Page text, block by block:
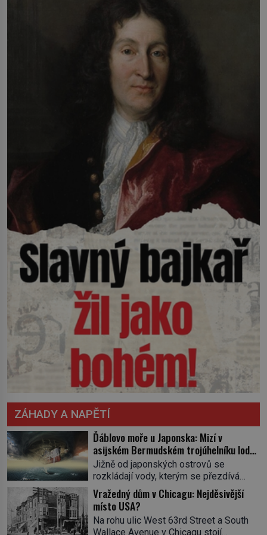
ZÁHADY A NAPĚTÍ
Ďáblovo moře u Japonska: Mizí v
asijském Bermudském trojúhelníku lodě
ve spárech neznámé síly?
Jižně od japonských ostrovů se
rozkládají vody, kterým se přezdívá
Ďáblovo moře. Vypráví se o lodích
mizejících beze stopy, podivných
světlech, zrádných proudech i mořských
dracích, kteří měli tyto končiny střežit už
Vražedný dům v Chicagu: Nejděsivější
místo USA?
Na rohu ulic West 63rd Street a South
Wallace Avenue v Chicagu stojí